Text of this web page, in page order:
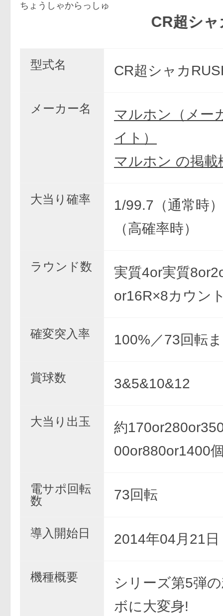
ちょうしゃからっしゅ
CR超シャカ
型式名 CR超シャカ
メーカー名
マルホン（メー
イト）
マルホン の掲載
大当り確率
1/99.7（通常時
（高確率時）
ラウンド数
実質4or実質
or16R×8カウン
確変突入率 100%／73回転
賞球数 3&5&10&12
大当り出玉
約
00or880or1400
電サポ回転
数
73回転
導入開始日 2014年04月21日
機種概要
シリーズ第5弾
ボに大変身!